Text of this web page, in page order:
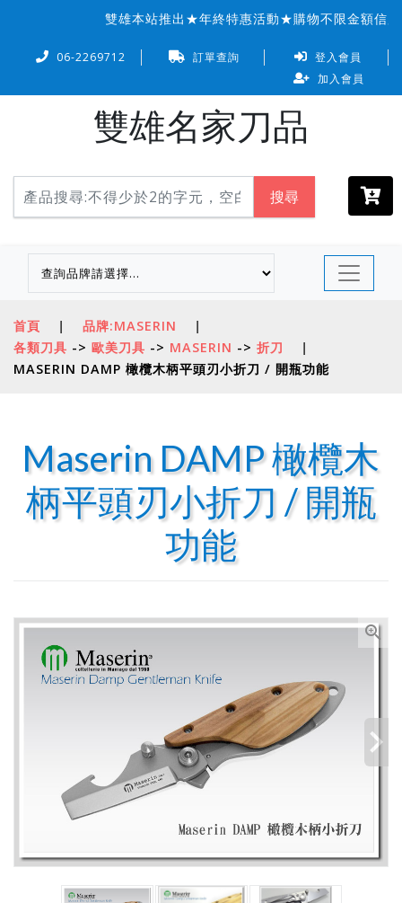
雙雄本站推出★年終特惠活動★購物不限金額信
06-2269712 訂單查詢
登入會員
加入會員
雙雄名家刀品
搜尋
首頁 | 品牌:MASERIN
|
各類刀具 -> 歐美刀具 -> MASERIN -> 折刀
|
MASERIN DAMP 橄欖木柄平頭刃小折刀 / 開瓶功能
Maserin DAMP 橄欖木
柄平頭刃小折刀 / 開瓶
功能